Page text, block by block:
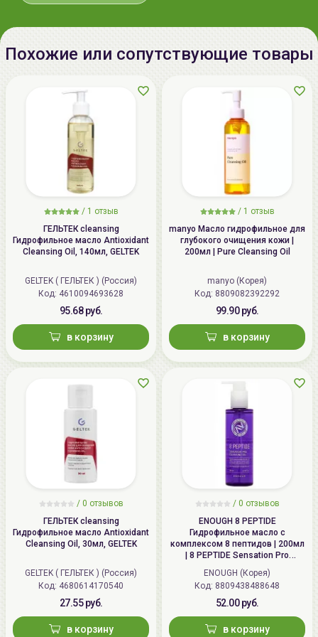
ppb), acetyl Hexapeptide-8(0.005
peptide-7(0.005 ppb), palmitic, the
29(0.005 ppb), arm, meaning the
same site peptide-7(0.005 ppb),
Hexapeptide-9(0.005 ppb).
производства:
Срок годности: см. на упаковке (гггг.мм.дд)
Производитель:
[Enough ] "Enough Co., Ltd.",
Республика Корея, Republic of
Korea, 6, Dangsan-ro 135beon-gil,
Gunpo-si, Gyeonggi-do
Импортер в
Беларусь:
ООО «Аллкосметикс Групп».
Беларусь, 220113 Минск,
ул.Мележа, д.5, корп.1, пом.233.
+375296092910
Похожие или сопутствующие товары
/ 1 отзыв
ГЕЛЬТЕК cleansing
Гидрофильное масло Antioxidant
Cleansing Oil, 140мл, GELTEK
GELTEK ( ГЕЛЬТЕК ) (Россия)
Код: 4610094693628
95.68 руб.
в корзину
/ 1 отзыв
manyo Масло гидрофильное для
глубокого очищения кожи |
200мл | Pure Cleansing Oil
manyo (Корея)
Код: 8809082392292
99.90 руб.
в корзину
/ 0 отзывов
ГЕЛЬТЕК cleansing
Гидрофильное масло Antioxidant
Cleansing Oil, 30мл, GELTEK
GELTEK ( ГЕЛЬТЕК ) (Россия)
Код: 4680614170540
27.55 руб.
в корзину
/ 0 отзывов
ENOUGH 8 PEPTIDE
Гидрофильное масло с
комплексом 8 пептидов | 200мл
| 8 PEPTIDE Sensation Pro
Cleansing Oil
ENOUGH (Корея)
Код: 8809438488648
52.00 руб.
в корзину